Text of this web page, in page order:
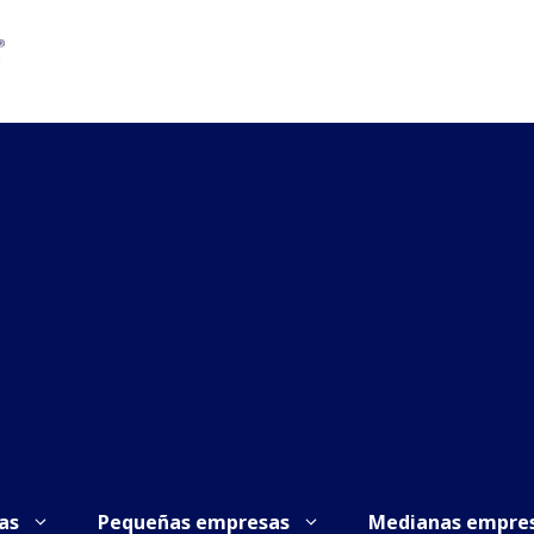
Pequeñas empresas Medianas